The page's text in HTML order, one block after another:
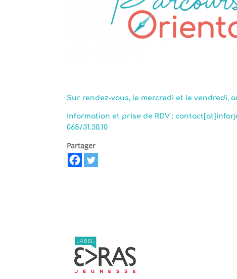
Sur rendez-vous, le mercredi et le vendredi,
Information et prise de RDV :
065/31.30.10
Partager